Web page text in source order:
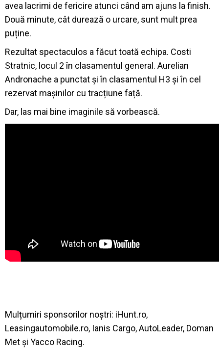
avea lacrimi de fericire atunci când am ajuns la finish.
Două minute, cât durează o urcare, sunt mult prea
puține.
Rezultat spectaculos a făcut toată echipa. Costi
Stratnic, locul 2 în clasamentul general. Aurelian
Andronache a punctat și în clasamentul H3 și în cel
rezervat mașinilor cu tracțiune față.
Dar, las mai bine imaginile să vorbească.
Mulțumiri sponsorilor noștri: iHunt.ro,
Leasingautomobile.ro, Ianis Cargo, AutoLeader, Doman
Met și Yacco Racing.